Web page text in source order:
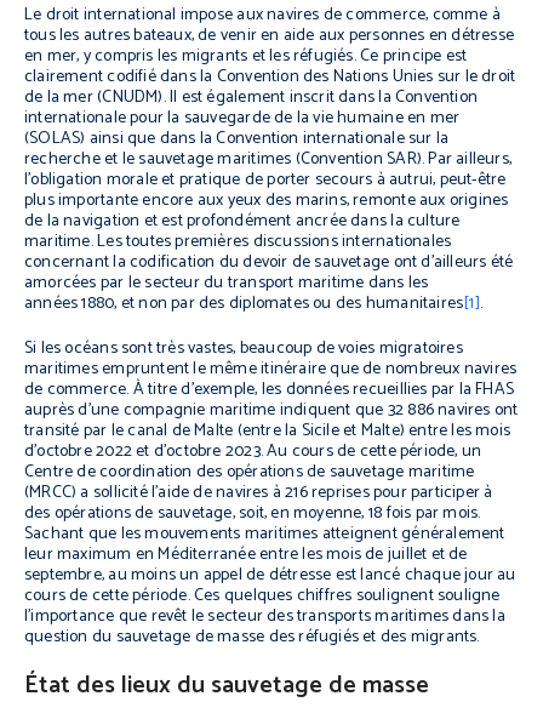
Le droit international impose aux navires de commerce, comme à
tous les autres bateaux, de venir en aide aux personnes en détresse
en mer, y compris les migrants et les réfugiés. Ce principe est
clairement codifié dans la Convention des Nations Unies sur le droit
de la mer (CNUDM). Il est également inscrit dans la Convention
internationale pour la sauvegarde de la vie humaine en mer
(SOLAS) ainsi que dans la Convention internationale sur la
recherche et le sauvetage maritimes (Convention SAR). Par ailleurs,
l’obligation morale et pratique de porter secours à autrui, peut-être
plus importante encore aux yeux des marins, remonte aux origines
de la navigation et est profondément ancrée dans la culture
maritime. Les toutes premières discussions internationales
concernant la codification du devoir de sauvetage ont d’ailleurs été
amorcées par le secteur du transport maritime dans les
années 1880, et non par des diplomates ou des humanitaires[1].
Si les océans sont très vastes, beaucoup de voies migratoires
maritimes empruntent le même itinéraire que de nombreux navires
de commerce. À titre d’exemple, les données recueillies par la FHAS
auprès d’une compagnie maritime indiquent que 32 886 navires ont
transité par le canal de Malte (entre la Sicile et Malte) entre les mois
d’octobre 2022 et d’octobre 2023. Au cours de cette période, un
Centre de coordination des opérations de sauvetage maritime
(MRCC) a sollicité l’aide de navires à 216 reprises pour participer à
des opérations de sauvetage, soit, en moyenne, 18 fois par mois.
Sachant que les mouvements maritimes atteignent généralement
leur maximum en Méditerranée entre les mois de juillet et de
septembre, au moins un appel de détresse est lancé chaque jour au
cours de cette période. Ces quelques chiffres soulignent souligne
l’importance que revêt le secteur des transports maritimes dans la
question du sauvetage de masse des réfugiés et des migrants.
État des lieux du sauvetage de masse